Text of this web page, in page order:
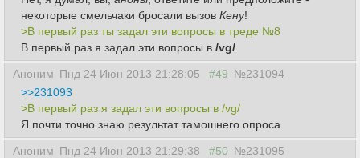
некоторые смельчаки бросали вызов Кену!
>В первый раз ты задал эти вопросы в треде №8
В первый раз я задал эти вопросы в /vg/
Аноним Пнд 24 Июн 2013 21:28:05 #49 №231094
>>231093
>В первый раз я задал эти вопросы в /vg/
Я почти точно знаю результат тамошнего опроса.
Аноним Пнд 24 Июн 2013 21:29:38 #50 №231095